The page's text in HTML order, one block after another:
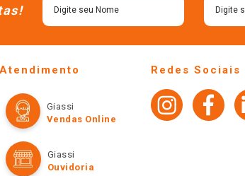
Atendimento
Giassi
Vendas Online
Giassi
Ouvidoria
Redes Sociais